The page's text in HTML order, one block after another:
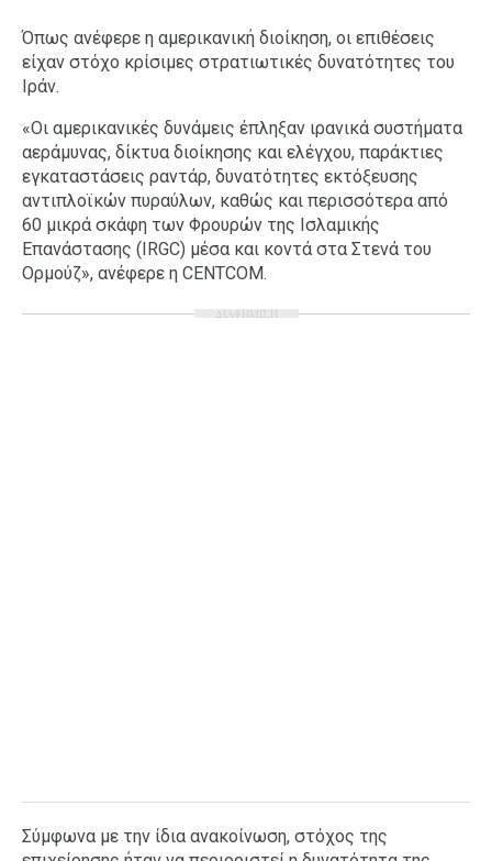
Όπως ανέφερε η αμερικανική διοίκηση, οι επιθέσεις
είχαν στόχο κρίσιμες στρατιωτικές δυνατότητες του
Ιράν.
«Οι αμερικανικές δυνάμεις έπληξαν ιρανικά συστήματα
αεράμυνας, δίκτυα διοίκησης και ελέγχου, παράκτιες
εγκαταστάσεις ραντάρ, δυνατότητες εκτόξευσης
αντιπλοϊκών πυραύλων, καθώς και περισσότερα από
60 μικρά σκάφη των Φρουρών της Ισλαμικής
Επανάστασης (IRGC) μέσα και κοντά στα Στενά του
Ορμούζ», ανέφερε η CENTCOM.
ΔΙΑΦΗΜΙΣΗ
Σύμφωνα με την ίδια ανακοίνωση, στόχος της